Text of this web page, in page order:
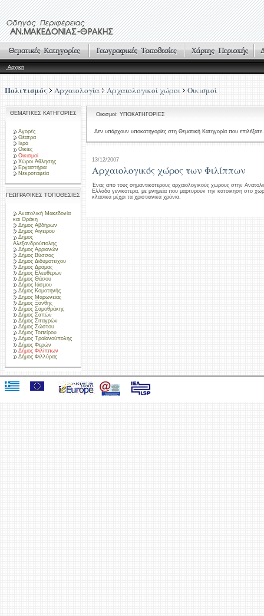
Αρχική
Πολιτισμός Αρχαιολογία Αρχαιολογικοί χώροι Οικισμοί
ΘΕΜΑΤΙΚΕΣ ΚΑΤΗΓΟΡΙΕΣ
Αγορές
Θέατρα
Ιερά
Οικίες
Οικισμοί
Χώροι Άθλησης
Εργαστήρια
Νεκροταφεία
ΓΕΩΓΡΑΦΙΚΕΣ ΤΟΠΟΘΕΣΙΕΣ
Ανατολική Μακεδονία
και Θράκη
Δήμος Αβδήρων
Δήμος Αιγείρου
Δήμος
Αλεξανδρούπολης
Δήμος Αρριανών
Δήμος Βύσσας
Δήμος Διδυμοτείχου
Δήμος Δράμας
Δήμος Ελευθερών
Δήμος Θάσου
Δήμος Ιάσμου
Δήμος Κομοτηνής
Δήμος Μαρωνείας
Δήμος Ξάνθης
Δήμος Σαμοθράκης
Δήμος Σαπών
Δήμος Σιταγρών
Δήμος Σώστου
Δήμος Τοπείρου
Δήμος Τραϊανούπολης
Δήμος Φερών
Δήμος Φιλίππων
Δήμος Φιλλύρας
Οικισμοί: ΥΠΟΚΑΤΗΓΟΡΙΕΣ
Δεν υπάρχουν υποκατηγορίες στη Θεματική Κατηγορία που επιλέξατε.
13/12/2007
Αρχαιολογικός χώρος των Φιλίππων
Ένας από τους σημαντικότερους αρχαιολογικούς χώρους στην
Ελλάδα γενικότερα, με μνημεία που μαρτυρούν την κατοίκηση στο
κλασικά μέχρι τα χριστιανικά χρόνια.